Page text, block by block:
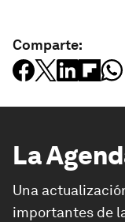
Comparte:
La
Una
importantes de